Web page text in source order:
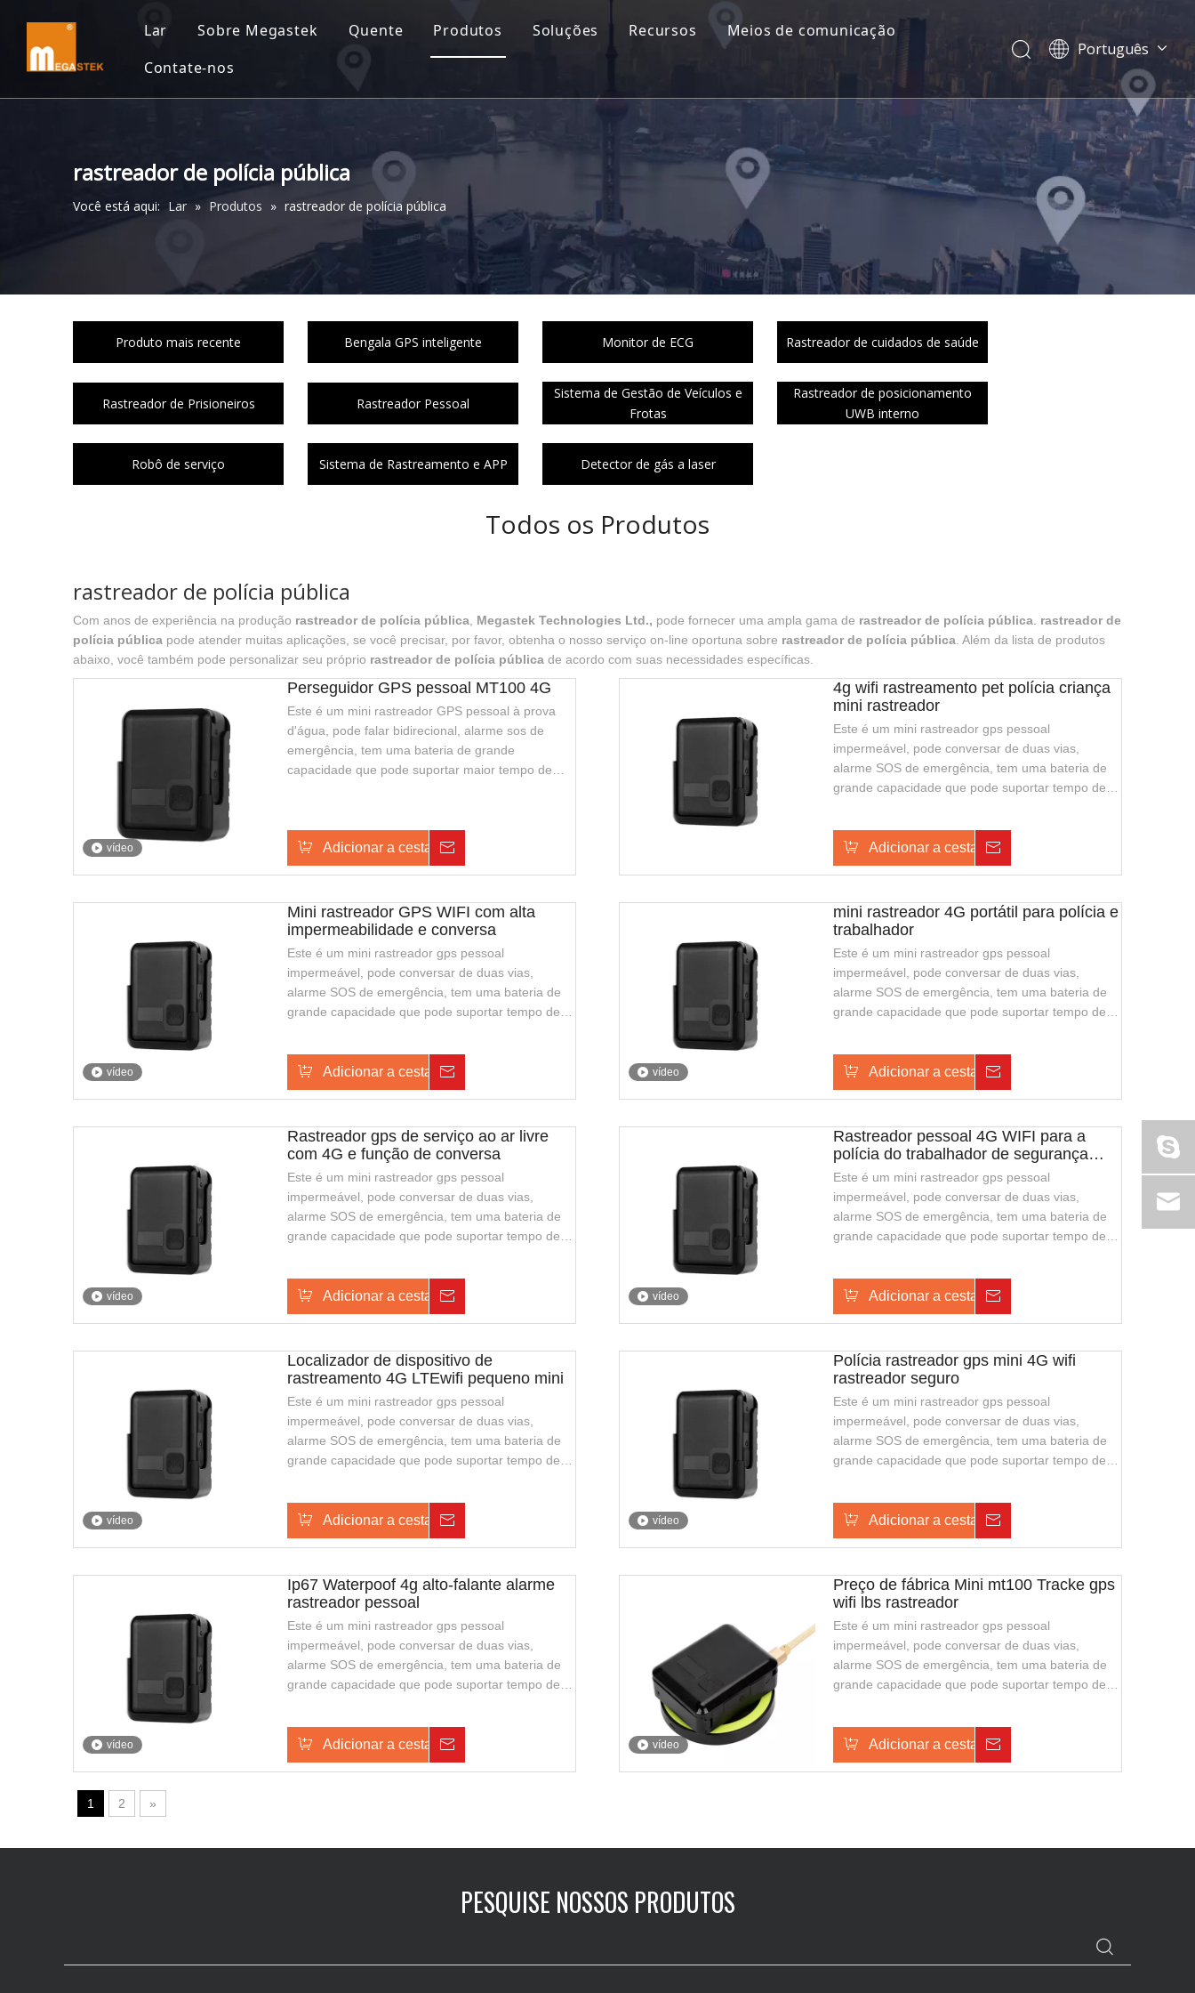
Lar Sobre Megastek Quente Produtos Soluções Recursos
Meios de comunicação
Contate-nos
Português
Dansk
norsk språk
한국어
日本語
Italiano
Deutsch
Español
简体中文
rastreador de polícia pública
Você está aqui: Lar » Produtos » rastreador de polícia pública
Produto mais recente Bengala GPS inteligente Monitor de ECG Rastreador de cuidados de saúde
Rastreador de Prisioneiros Rastreador Pessoal
Sistema de Gestão de Veículos e
Frotas
Rastreador de posicionamento
UWB interno
Robô de serviço Sistema de Rastreamento e APP Detector de gás a laser
Todos os Produtos
rastreador de polícia pública
Com anos de experiência na produção rastreador de polícia pública Megastek Technologies Ltd., pode fornecer uma ampla gama de rastreador de polícia pública rastreador de
polícia pública pode atender muitas aplicações, se você precisar, por favor, obtenha o nosso serviço on-line oportuna sobre rastreador de polícia pública . Além da lista de produtos
abaixo, você também pode personalizar seu próprio rastreador de polícia pública de acordo com suas necessidades específicas.
vídeo
Perseguidor GPS pessoal MT100 4G
Este é um mini rastreador GPS pessoal à prova
d'água, pode falar bidirecional, alarme sos de
emergência, tem uma bateria de grande
capacidade que pode suportar maior tempo de
adequado para guardas de segurança ou
rastreadores de segurança pública.
Adicionar a cesta
4g wifi rastreamento pet polícia criança
mini rastreador
Este é um mini rastreador gps pessoal
impermeável, pode conversar de duas vias,
alarme SOS de emergência, tem uma bateria de
grande capacidade que pode suportar tempo de
fácil de transportar. É adequado para guardas de
segurança ou polícia de segurança pública.
Adicionar a cesta
vídeo
Mini rastreador GPS WIFI com alta
impermeabilidade e conversa
Este é um mini rastreador gps pessoal
impermeável, pode conversar de duas vias,
alarme SOS de emergência, tem uma bateria de
grande capacidade que pode suportar tempo de
fácil de transportar. É adequado para guardas de
segurança ou polícia de segurança pública.
Adicionar a cesta vídeo
mini rastreador 4G portátil para polícia e
trabalhador
Este é um mini rastreador gps pessoal
impermeável, pode conversar de duas vias,
alarme SOS de emergência, tem uma bateria de
grande capacidade que pode suportar tempo de
fácil de transportar. É adequado para guardas de
segurança ou polícia de segurança pública.
Adicionar a cesta
vídeo
Rastreador gps de serviço ao ar livre
com 4G e função de conversa
Este é um mini rastreador gps pessoal
impermeável, pode conversar de duas vias,
alarme SOS de emergência, tem uma bateria de
grande capacidade que pode suportar tempo de
fácil de transportar. É adequado para guardas de
segurança ou polícia de segurança pública.
Adicionar a cesta vídeo
Rastreador pessoal 4G WIFI para a
polícia do trabalhador de segurança
guad
Este é um mini rastreador gps pessoal
impermeável, pode conversar de duas vias,
alarme SOS de emergência, tem uma bateria de
grande capacidade que pode suportar tempo de
fácil de transportar. É adequado para guardas de
segurança ou polícia de segurança pública.
Adicionar a cesta
vídeo
Localizador de dispositivo de
rastreamento 4G LTEwifi pequeno mini
Este é um mini rastreador gps pessoal
impermeável, pode conversar de duas vias,
alarme SOS de emergência, tem uma bateria de
grande capacidade que pode suportar tempo de
fácil de transportar. É adequado para guardas de
segurança ou polícia de segurança pública.
Adicionar a cesta vídeo
Polícia rastreador gps mini 4G wifi
rastreador seguro
Este é um mini rastreador gps pessoal
impermeável, pode conversar de duas vias,
alarme SOS de emergência, tem uma bateria de
grande capacidade que pode suportar tempo de
fácil de transportar. É adequado para guardas de
segurança ou polícia de segurança pública.
Adicionar a cesta
vídeo
Ip67 Waterpoof 4g alto-falante alarme
rastreador pessoal
Este é um mini rastreador gps pessoal
impermeável, pode conversar de duas vias,
alarme SOS de emergência, tem uma bateria de
grande capacidade que pode suportar tempo de
fácil de transportar. É adequado para guardas de
segurança ou polícia de segurança pública.
Adicionar a cesta vídeo
Preço de fábrica Mini mt100 Tracke gps
wifi lbs rastreador
Este é um mini rastreador gps pessoal
impermeável, pode conversar de duas vias,
alarme SOS de emergência, tem uma bateria de
grande capacidade que pode suportar tempo de
fácil de transportar. É adequado para guardas de
segurança ou polícia de segurança pública.
Adicionar a cesta
1 2 »
PESQUISE NOSSOS PRODUTOS